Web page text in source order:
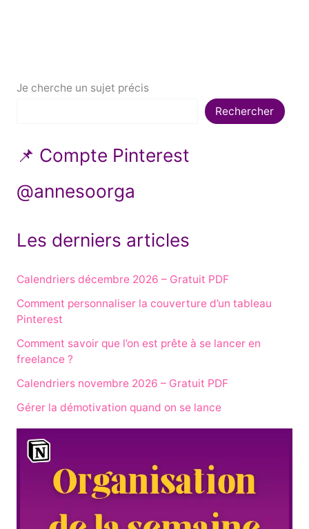
Je cherche un sujet précis
Rechercher
📌 Compte Pinterest
@annesoorga
Les derniers articles
Calendriers décembre 2026 – Gratuit PDF
Comment personnaliser la couverture d’un tableau
Pinterest
Comment savoir que l’on est prête à se lancer en
freelance ?
Calendriers novembre 2026 – Gratuit PDF
Gérer la démotivation quand on se lance